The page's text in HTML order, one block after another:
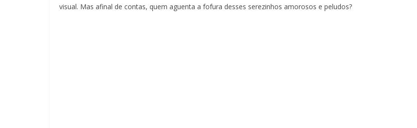
visual. Mas afinal de contas, quem aguenta a fofura desses serezinhos amorosos e peludos?